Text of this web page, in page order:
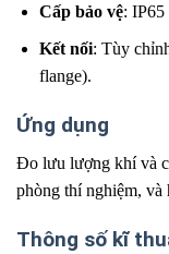
Cấp bảo vệ: IP65
Kết nối: Tùy
flange).
Ứng dụng
Đo lưu lượng khí và
phòng thí nghiệm, và
Thông số kĩ